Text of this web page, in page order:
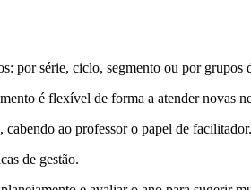
por série, ciclo, segmento ou por grupos
é flexível de forma a atender novas
cabendo ao professor o papel de facilitador.
de gestão.